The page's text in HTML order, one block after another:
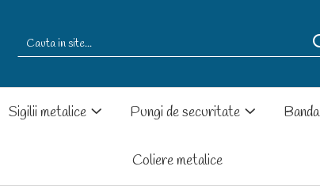
Sigilii metalice Pungi de securitate
Coliere metalice